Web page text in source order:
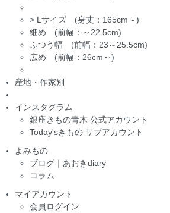
> Lサイズ (身丈：165cm～)
細め (前幅：～22.5cm)
ふつう幅 (前幅：23～25.5cm)
広め (前幅：26cm～)
産地・作家別
インスタグラム
銀座きもの青木 公式アカウント
Today'sきもの サブアカウント
よみもの
ブログ｜あおきdiary
コラム
マイアカウント
会員ログイン